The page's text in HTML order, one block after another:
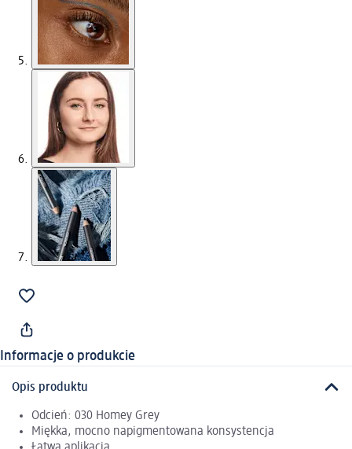
Informacje o produkcie
Opis produktu
Odcień: 030 Homey Grey
Miękka, mocno napigmentowana konsystencja